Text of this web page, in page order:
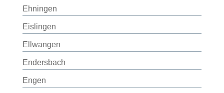
Ehningen
Eislingen
Ellwangen
Endersbach
Engen